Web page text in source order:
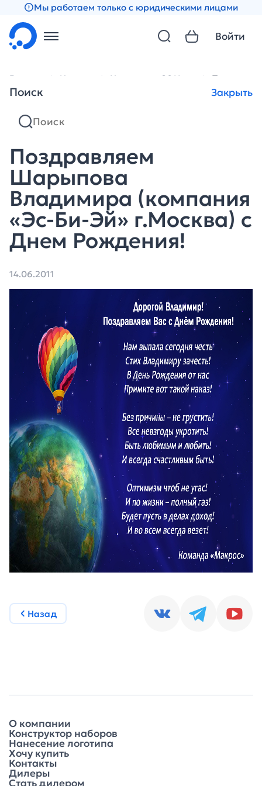
Мы работаем только с юридическими лицами
Поиск Закрыть
Войти
Главная Новости Новости за 2011 год
Поздравляем
Шарыпова
Владимира (компания
«Эс-Би-Эй» г.Москва) с
Днем Рождения!
14.06.2011
Назад
О компании
Конструктор наборов
Нанесение логотипа
Хочу купить
Контакты
Дилеры
Стать дилером